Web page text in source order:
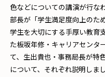
色などについての講演が行な
部長が「学生満足度向上のた
学生を大切にする手厚い教育
た板坂年修・キャリアセンタ
て、生出貴也・事務局長が特
について、それぞれ説明しまし